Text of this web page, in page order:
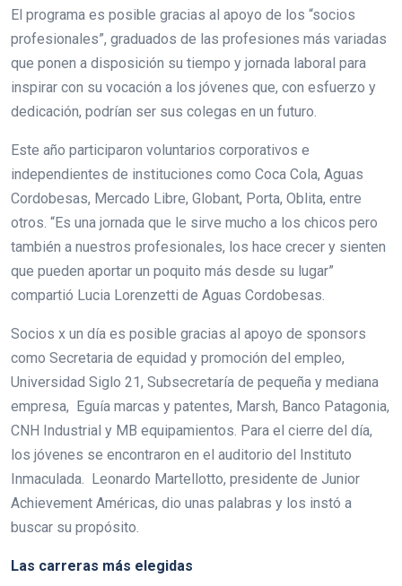
El programa es posible gracias al apoyo de los “socios
profesionales”, graduados de las profesiones más variadas
que ponen a disposición su tiempo y jornada laboral para
inspirar con su vocación a los jóvenes que, con esfuerzo y
dedicación, podrían ser sus colegas en un futuro.
Este año participaron voluntarios corporativos e
independientes de instituciones como Coca Cola, Aguas
Cordobesas, Mercado Libre, Globant, Porta, Oblita, entre
otros. “Es una jornada que le sirve mucho a los chicos pero
también a nuestros profesionales, los hace crecer y sienten
que pueden aportar un poquito más desde su lugar”
compartió Lucia Lorenzetti de Aguas Cordobesas.
Socios x un día es posible gracias al apoyo de sponsors
como Secretaria de equidad y promoción del empleo,
Universidad Siglo 21, Subsecretaría de pequeña y mediana
empresa, Eguía marcas y patentes, Marsh, Banco Patagonia,
CNH Industrial y MB equipamientos. Para el cierre del día,
los jóvenes se encontraron en el auditorio del Instituto
Inmaculada. Leonardo Martellotto, presidente de Junior
Achievement Américas, dio unas palabras y los instó a
buscar su propósito.
Las carreras más elegidas